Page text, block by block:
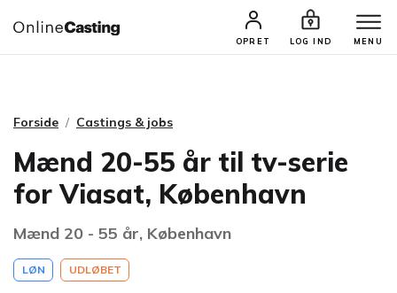
OPRET LOG IND MENU
CASTINGS & JOBS SØG PROFIL
Forside Castings & jobs
Mænd 20-55 år til tv-serie
for Viasat, København
Mænd 20 - 55 år, København
LØN UDLØBET